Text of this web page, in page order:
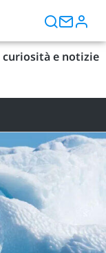
curiosità e notizie